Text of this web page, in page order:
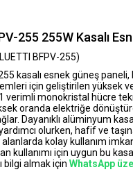
255 255W Kasalı
BFPV-255)
kasalı esnek güneş
için geliştirilen yüksek
verimli monokristal hücre
oranda elektriğe
Dayanıklı alüminyum
olurken, hafif ve
kolay kullanım
kullanımı için uygun bu
bilgi almak için WhatsApp